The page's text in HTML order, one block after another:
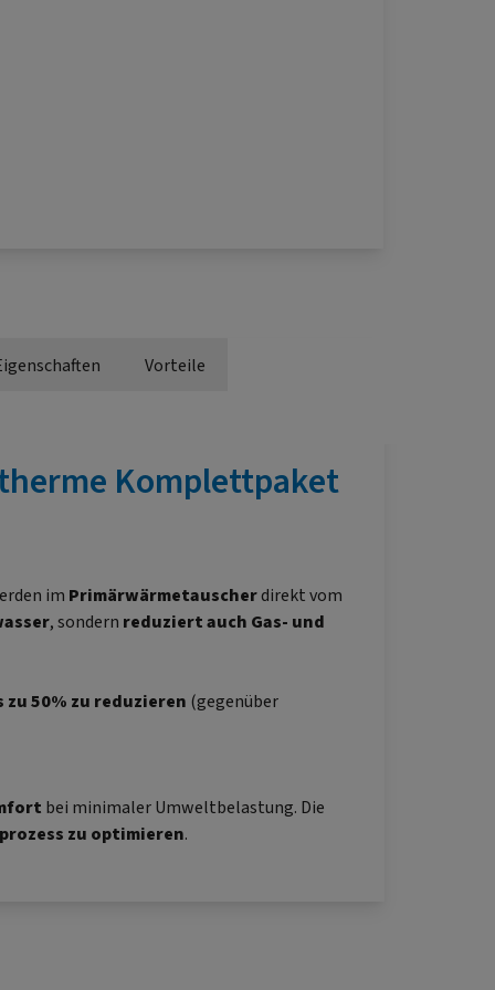
Vorteile
Komplettpaket
im Primärwärmetauscherdirekt vom
, sondern reduziert auch Gas- und
50% zu reduzieren (gegenüber
bei minimaler Umweltbelastung. Die
zu optimieren.